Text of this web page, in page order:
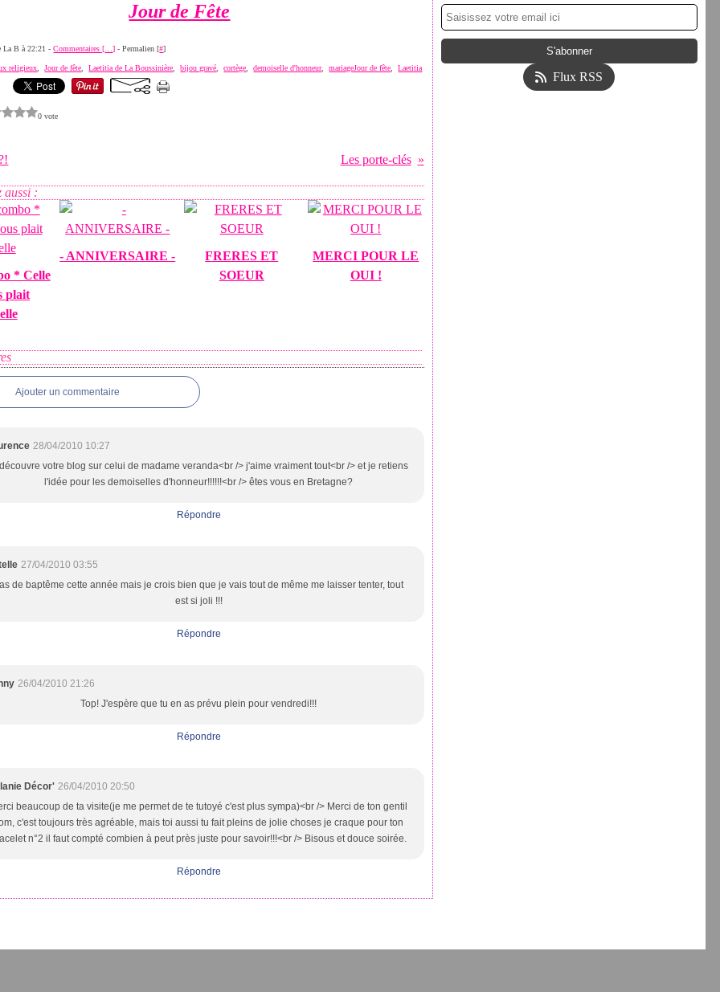
Jour de Fête
La B à 22:21 -Commentaires [ …] - Permalien [#]
religieux ,Jour de fête ,Laetitia de La Boussinière ,bijou gravé ,cortège ,demoiselle d'honneur,mariageJour de fête ,Laetitia
0 vote
Les porte-clés
aussi :
* Celle
plait
- ANNIVERSAIRE -
FRERES ET
SOEUR
MERCI POUR LE
OUI !
Ajouter un commentaire
28/04/2010 10:27
votre blog sur celui de madame veranda<br /> j'aime vraiment tout<br /> et je retiens
l'idée pour les demoiselles d'honneur!!!!!!<br /> êtes vous en Bretagne?
Répondre
27/04/2010 03:55
de baptême cette année mais je crois bien que je vais tout de même me laisser tenter, tout
est si joli !!!
Répondre
26/04/2010 21:26
Top! J'espère que tu en as prévu plein pour vendredi!!!
Répondre
Décor' 26/04/2010 20:50
beaucoup de ta visite(je me permet de te tutoyé c'est plus sympa)<br /> Merci de ton gentil
c'est toujours très agréable, mais toi aussi tu fait pleins de jolie choses je craque pour ton
n°2 il faut compté combien à peut près juste pour savoir!!!<br /> Bisous et douce soirée.
Répondre
Flux RSS